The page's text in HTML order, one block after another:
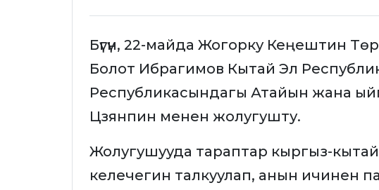
Бүгүн, 22-майда Жогорку Кеңештин
Болот Ибрагимов Кытай Эл
Республикасындагы Атайын жана
Цзянпин менен жолугушту.
Жолугушууда тараптар кыргыз-
келечегин талкуулап, анын ичинен